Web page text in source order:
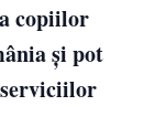
copiilor
și pot